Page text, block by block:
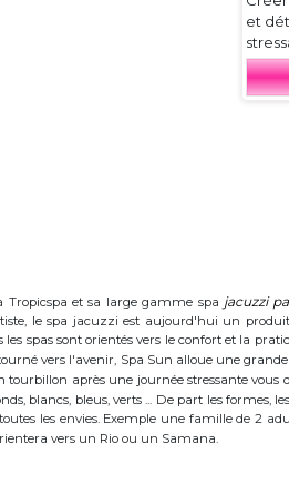
et
Tropicspa et sa large gamme spa jacuzzi
le spa jacuzzi est aujourd'hui un
sont orientés vers le confort et la
vers l'avenir, Spa Sun alloue une
après une journée stressante
blancs, bleus, verts ... De part les formes,
les envies. Exemple une famille de 2
vers un Rio ou un Samana.